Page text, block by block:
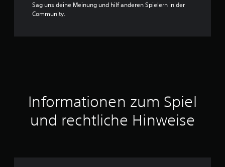
Sag uns deine Meinung und hilf anderen Spielern in der
Community.
Informationen zum Spiel
und rechtliche Hinweise